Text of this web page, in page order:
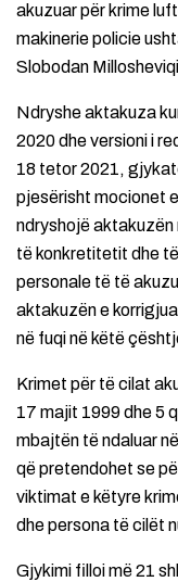
akuzuar për krime
makinerie policie
Slobodan
Ndryshe aktakuza
2020 dhe versioni i
18 tetor 2021,
pjesërisht mocionet
ndryshojë aktakuzën
të konkretitetit dhe
personale të të
aktakuzën e
në fuqi në këtë
Krimet për të cilat
17 majit 1999 dhe 5
mbajtën të ndaluar
që pretendohet se
viktimat e këtyre
dhe persona të cilët
Gjykimi filloi më 21